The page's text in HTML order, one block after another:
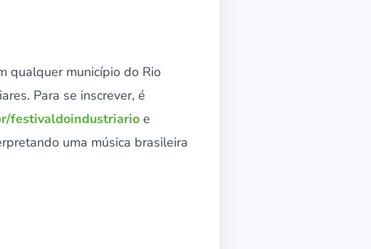
qualquer município do Rio
Para se inscrever, é
festivaldoindustriario e
uma música brasileira